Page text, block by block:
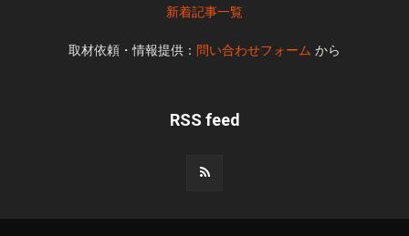
新着記事一覧
取材依頼・情報提供： 問い合わせフォーム から
RSS feed